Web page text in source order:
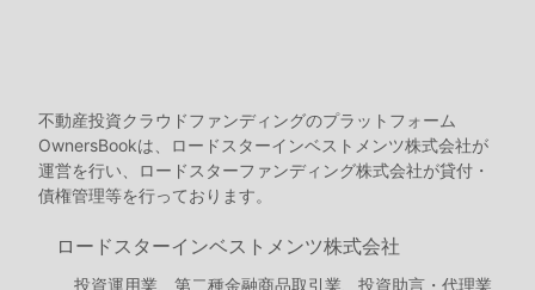
不動産投資クラウドファンディングのプラットフォーム
OwnersBookは、ロードスターインベストメンツ株式会社が
運営を行い、ロードスターファンディング株式会社が貸付・
債権管理等を行っております。
ロードスターインベストメンツ株式会社
投資運用業、第二種金融商品取引業、投資助言・代理業